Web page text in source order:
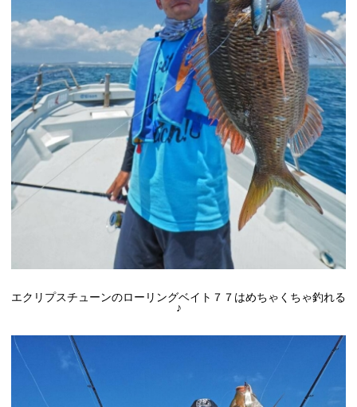
エクリプスチューンのローリングベイト７７はめちゃくちゃ釣れる
♪